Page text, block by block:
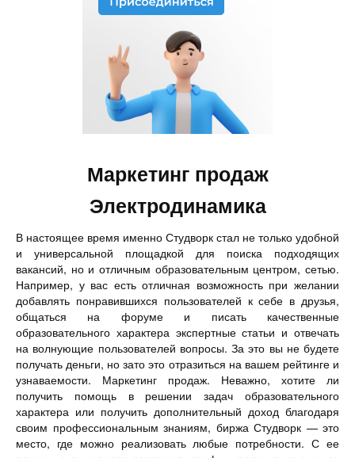
Маркетинг продаж
Электродинамика
В настоящее время именно Студворк стал не только удобной
и универсальной площадкой для поиска подходящих
вакансий, но и отличным образовательным центром, сетью.
Например, у вас есть отличная возможность при желании
добавлять понравившихся пользователей к себе в друзья,
общаться на форуме и писать качественные
образовательного характера экспертные статьи и отвечать
на волнующие пользователей вопросы. За это вы не будете
получать деньги, но зато это отразиться на вашем рейтинге и
узнаваемости. Маркетинг продаж. Неважно, хотите ли
получить помощь в решении задач образовательного
характера или получить дополнительный доход благодаря
своим профессиональным знаниям, биржа Студворк — это
место, где можно реализовать любые потребности. С ее